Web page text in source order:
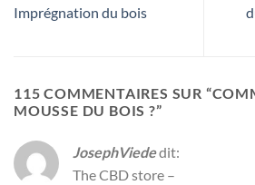
Imprégnation du bois
115 COMMENTAIRES SUR “
MOUSSE DU BOIS ?”
JosephViededit:
The CBD store –